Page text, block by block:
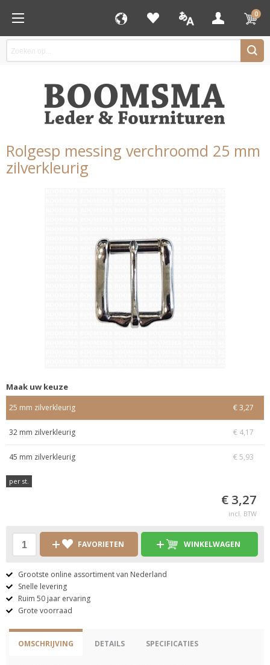
0
Rolgesp messing verchroomd 25 mm
zilverkleurig
Maak uw keuze
25 mm zilverkleurig € 3,27
32 mm zilverkleurig € 4,17
45 mm zilverkleurig € 5,93
per st.
€ 3,27
incl. BTW
FAVORIETEN WINKELWAGEN
Grootste online assortiment van Nederland
Snelle levering
Ruim 50 jaar ervaring
Grote voorraad
OMSCHRIJVING DETAILS SPECIFICATIES